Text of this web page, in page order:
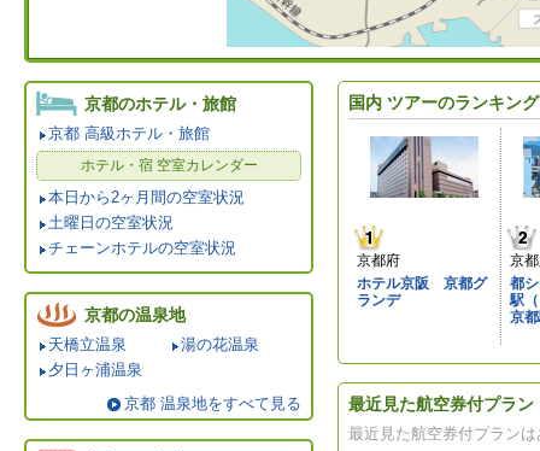
京都のホテル・旅館
京都 高級ホテル・旅館
ホテル・宿 空室カレンダー
本日から2ヶ月間の空室状況
土曜日の空室状況
チェーンホテルの空室状況
京都の温泉地
天橋立温泉
湯の花温泉
夕日ヶ浦温泉
京都 温泉地をすべて見る
国内 ツアーのランキング
京都府
ホテル京阪 京都グ
ランデ
京
都
駅
京
最近見た航空券付プラン
最近見た航空券付プラン